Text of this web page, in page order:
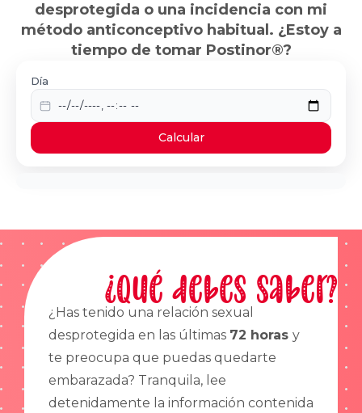
desprotegida o una incidencia con mi
método anticonceptivo habitual. ¿Estoy a
tiempo de tomar Postinor®?
Día
Calcular
¿Qué debes saber?
¿Has tenido una relación sexual
desprotegida en las últimas 72 horas y
te preocupa que puedas quedarte
embarazada? Tranquila, lee
detenidamente la información contenida